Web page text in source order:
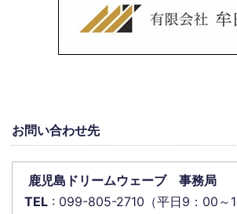
お問い合わせ先
鹿児島ドリームウェーブ 事務局
TEL : 099-805-2710（平日9：00